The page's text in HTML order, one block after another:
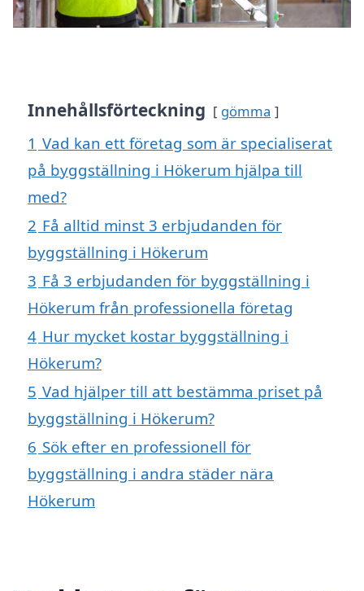
Innehållsförteckning gömma
1 Vad kan ett företag som är specialiserat
på byggställning i Hökerum hjälpa till
med?
2 Få alltid minst 3 erbjudanden för
byggställning i Hökerum
3 Få 3 erbjudanden för byggställning i
Hökerum från professionella företag
4 Hur mycket kostar byggställning i
Hökerum?
5 Vad hjälper till att bestämma priset på
byggställning i Hökerum?
6 Sök efter en professionell för
byggställning i andra städer nära
Hökerum